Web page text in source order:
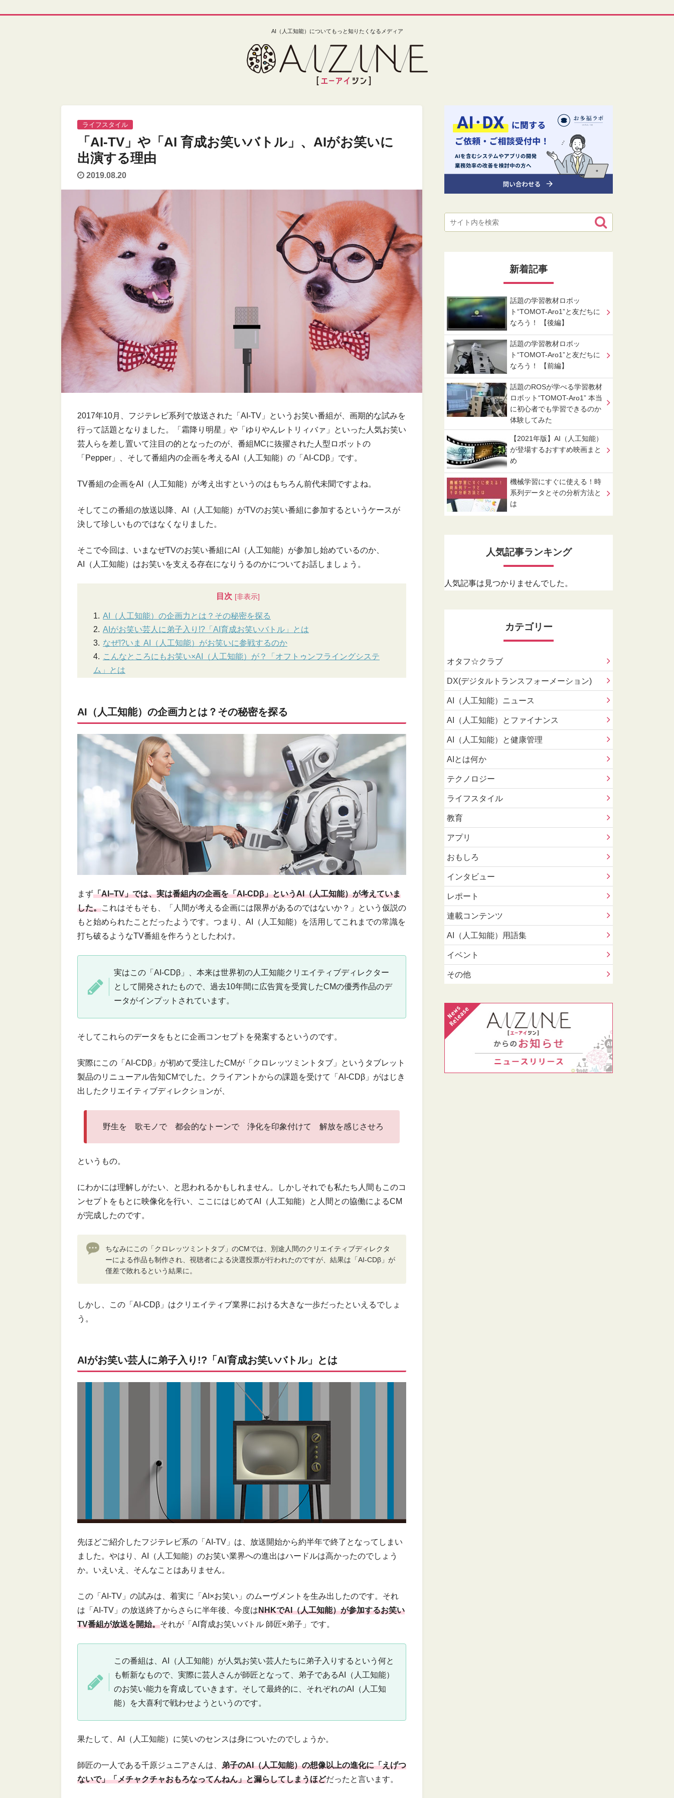
AI（人工知能）についてもっと知りたくなるメディア
ライフスタイル
「AI‐TV」や「AI 育成お笑いバトル」、AIがお笑いに
出演する理由
2019.08.20
2017年10月、フジテレビ系列で放送された「AI-TV」というお笑い番組が、画期的な試みを
行って話題となりました。「霜降り明星」や「ゆりやんレトリィバァ」といった人気お笑い
芸人らを差し置いて注目の的となったのが、番組MCに抜擢された人型ロボットの
「Pepper」、そして番組内の企画を考えるAI（人工知能）の「AI-CDβ」です。
TV番組の企画をAI（人工知能）が考え出すというのはもちろん前代未聞ですよね。
そしてこの番組の放送以降、AI（人工知能）がTVのお笑い番組に参加するというケースが
決して珍しいものではなくなりました。
そこで今回は、いまなぜTVのお笑い番組にAI（人工知能）が参加し始めているのか、
AI（人工知能）はお笑いを支える存在になりうるのかについてお話しましょう。
目次
AI（人工知能）の企画力とは？その秘密を探る
AIがお笑い芸人に弟子入り!?「AI育成お笑いバトル」とは
なぜ!?いま AI（人工知能）がお笑いに参戦するのか
こんなところにもお笑い×AI（人工知能）が？「オフトゥンフライングシステ
ム」とは
AI（人工知能）の企画力とは？その秘密を探る
まず「AI−TV」では、実は番組内の企画を「AI-CDβ」というAI（人工知能）が考えていま
した。これはそもそも、「人間が考える企画には限界があるのではないか？」という仮説の
もと始められたことだったようです。つまり、AI（人工知能）を活用してこれまでの常識を
打ち破るようなTV番組を作ろうとしたわけ。
実はこの「AI-CDβ」、本来は世界初の人工知能クリエイティブディレクター
として開発されたもので、過去10年間に広告賞を受賞したCMの優秀作品のデ
ータがインプットされています。
そしてこれらのデータをもとに企画コンセプトを発案するというのです。
実際にこの「AI-CDβ」が初めて受注したCMが「クロレッツミントタブ」というタブレット
製品のリニューアル告知CMでした。クライアントからの課題を受けて「AI-CDβ」がはじき
出したクリエイティブディレクションが、
野生を 歌モノで 都会的なトーンで 浄化を印象付けて 解放を感じさせろ
というもの。
にわかには理解しがたい、と思われるかもしれません。しかしそれでも私たち人間もこのコ
ンセプトをもとに映像化を行い、ここにはじめてAI（人工知能）と人間との協働によるCM
が完成したのです。
ちなみにこの「クロレッツミントタブ」のCMでは、別途人間のクリエイティブディレクタ
ーによる作品も制作され、視聴者による決選投票が行われたのですが、結果は「AI-CDβ」が
僅差で敗れるという結果に。
しかし、この「AI-CDβ」はクリエイティブ業界における大きな一歩だったといえるでしょ
う。
AIがお笑い芸人に弟子入り!?「AI育成お笑いバトル」とは
先ほどご紹介したフジテレビ系の「AI-TV」は、放送開始から約半年で終了となってしまい
ました。やはり、AI（人工知能）のお笑い業界への進出はハードルは高かったのでしょう
か。いえいえ、そんなことはありません。
この「AI-TV」の試みは、着実に「AI×お笑い」のムーヴメントを生み出したのです。それ
は「AI-TV」の放送終了からさらに半年後、今度はNHKでAI（人工知能）が参加するお笑い
TV番組が放送を開始。それが「AI育成お笑いバトル 師匠×弟子」です。
この番組は、AI（人工知能）が人気お笑い芸人たちに弟子入りするという何と
も斬新なもので、実際に芸人さんが師匠となって、弟子であるAI（人工知能）
のお笑い能力を育成していきます。そして最終的に、それぞれのAI（人工知
能）を大喜利で戦わせようというのです。
果たして、AI（人工知能）に笑いのセンスは身についたのでしょうか。
師匠の一人である千原ジュニアさんは、 弟子のAI（人工知能）の想像以上の進化に「えげつ
ないで」「メチャクチャおもろなってんねん」と漏らしてしまうほどだったと言います。
新着記事
話題の学習教材ロボッ
ト“TOMOT-Aro1”と友だちに
なろう！ 【後編】
話題の学習教材ロボッ
ト“TOMOT-Aro1”と友だちに
なろう！ 【前編】
話題のROSが学べる学習教材
ロボット“TOMOT-Aro1” 本当
に初心者でも学習できるのか
体験してみた
【2021年版】AI（人工知能）
が登場するおすすめ映画まと
め
機械学習にすぐに使える！時
系列データとその分析方法と
は
人気記事ランキング
人気記事は見つかりませんでした。
カテゴリー
オタフ☆クラブ
DX(デジタルトランスフォーメーション)
AI（人工知能）ニュース
AI（人工知能）とファイナンス
AI（人工知能）と健康管理
AIとは何か
テクノロジー
ライフスタイル
教育
アプリ
おもしろ
インタビュー
レポート
連載コンテンツ
AI（人工知能）用語集
イベント
その他